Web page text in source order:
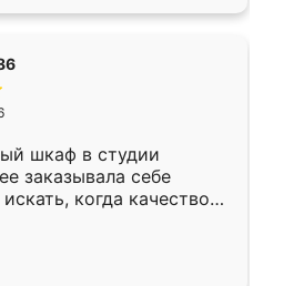
шкаф в студии
заказывала себе
когда качеством
кухня уже почти
нет.